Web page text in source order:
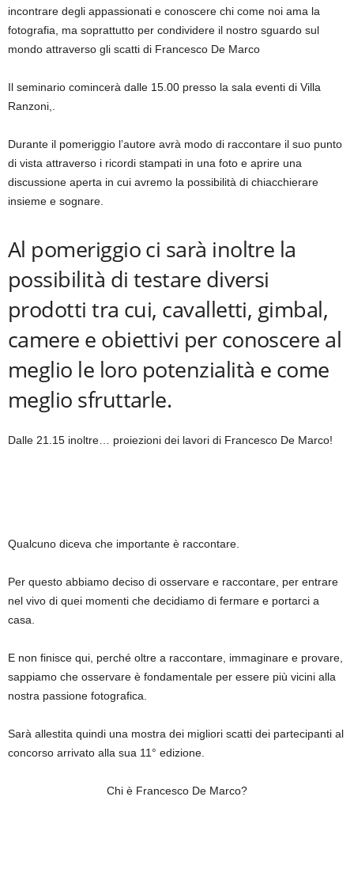
incontrare degli appassionati e conoscere chi come noi ama la
fotografia, ma soprattutto per condividere il nostro sguardo sul
mondo attraverso gli scatti di Francesco De Marco
Il seminario comincerà dalle 15.00 presso la sala eventi di Villa
Ranzoni,.
Durante il pomeriggio l’autore avrà modo di raccontare il suo punto
di vista attraverso i ricordi stampati in una foto e aprire una
discussione aperta in cui avremo la possibilità di chiacchierare
insieme e sognare.
Al pomeriggio ci sarà inoltre la
possibilità di testare diversi
prodotti tra cui, cavalletti, gimbal,
camere e obiettivi per conoscere al
meglio le loro potenzialità e come
meglio sfruttarle.
Dalle 21.15 inoltre… proiezioni dei lavori di Francesco De Marco!
Qualcuno diceva che importante è raccontare.
Per questo abbiamo deciso di osservare e raccontare, per entrare
nel vivo di quei momenti che decidiamo di fermare e portarci a
casa.
E non finisce qui, perché oltre a raccontare, immaginare e provare,
sappiamo che osservare è fondamentale per essere più vicini alla
nostra passione fotografica.
Sarà allestita quindi una mostra dei migliori scatti dei partecipanti al
concorso arrivato alla sua 11° edizione.
Chi è Francesco De Marco?